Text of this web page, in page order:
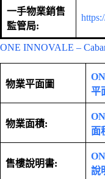
一手物業銷售
監管局:
ONE INNOVALE –
物業平面圖
平
物業面積:
面
售樓說明書:
說